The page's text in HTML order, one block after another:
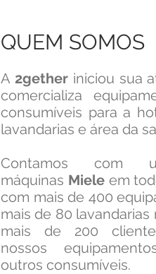
QUEM SOMOS
A 2getheriniciou sua
comercializa
consumíveis para a
lavandarias e área da
Contamos com
máquinas Mieleem
com mais de 400
mais de 80
mais de 200
nossos
outros consumíveis.